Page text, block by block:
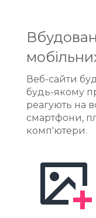
Веб-сайти
будь-якому
реагують на
смартфони,
комп'ютери.